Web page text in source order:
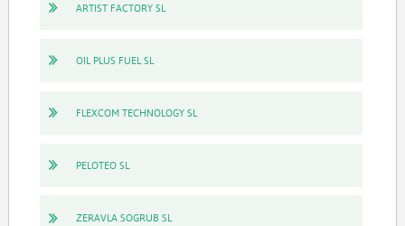
ARTIST FACTORY SL
OIL PLUS FUEL SL
FLEXCOM TECHNOLOGY SL
PELOTEO SL
ZERAVLA SOGRUB SL